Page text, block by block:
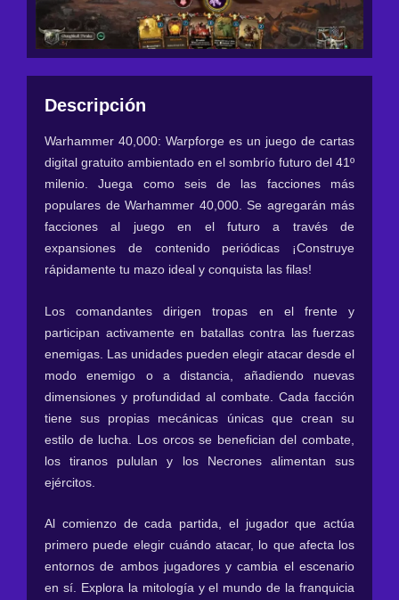
Descripción
Warhammer 40,000: Warpforge es un juego de cartas
digital gratuito ambientado en el sombrío futuro del 41º
milenio. Juega como seis de las facciones más
populares de Warhammer 40,000. Se agregarán más
facciones al juego en el futuro a través de
expansiones de contenido periódicas ¡Construye
rápidamente tu mazo ideal y conquista las filas!
Los comandantes dirigen tropas en el frente y
participan activamente en batallas contra las fuerzas
enemigas. Las unidades pueden elegir atacar desde el
modo enemigo o a distancia, añadiendo nuevas
dimensiones y profundidad al combate. Cada facción
tiene sus propias mecánicas únicas que crean su
estilo de lucha. Los orcos se benefician del combate,
los tiranos pululan y los Necrones alimentan sus
ejércitos.
Al comienzo de cada partida, el jugador que actúa
primero puede elegir cuándo atacar, lo que afecta los
entornos de ambos jugadores y cambia el escenario
en sí. Explora la mitología y el mundo de la franquicia